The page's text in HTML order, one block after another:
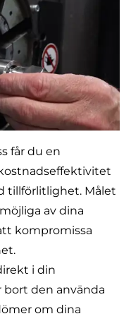
får du en
tillförlitlighet. Målet
av dina
kompromissa
i din
den använda
om dina